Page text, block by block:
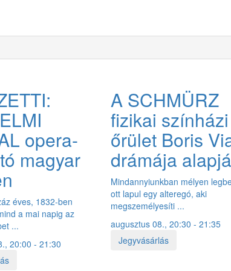
ELÉRHETŐSÉGEK KÖZÉRDEKŰ ADATOK
opera-
magyar
éves, 1832-ben
a mai napig az
...
20:00 - 21:30
A SCHMÜRZ
fizikai színházi
őrület Boris
drámája
Mindannyiunkban mélyen
ott lapul egy alteregó, aki
megszemélyesíti ...
augusztus 08., 20:30 - 21:35
Jegyvásárlás